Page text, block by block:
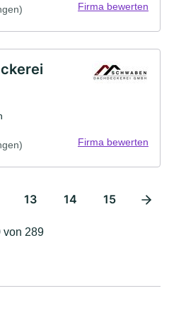
Firma bewerten
Firma bewerten
13 14 15
von 289